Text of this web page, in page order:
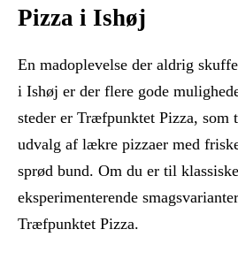
Pizza i Ishøj
En madoplevelse der aldrig
i Ishøj er der flere gode
steder er Træfpunktet Pizza, som
udvalg af lækre pizzaer med
sprød bund. Om du er til
eksperimenterende
Træfpunktet Pizza.